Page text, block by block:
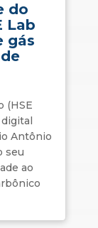
do
Lab
gás
(HSE
Antônio
seu
ao